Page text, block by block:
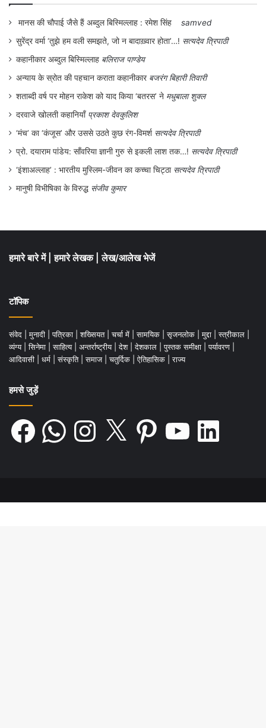
मानस की चौपाई जैसे हैं अब्दुल बिस्मिल्लाह : रमेश सिंह
samved
सुरेंद्र वर्मा ‘तुझे हम वली समझते, जो न बादाख़्वार होता’…! सत्यदेव त्रिपाठी
कहानीकार अब्दुल बिस्मिल्लाह बलिराज पाण्डेय
अन्याय के स्रोत की पहचान कराता कहानीकार बजरंग बिहारी तिवारी
शताब्दी वर्ष पर मोहन राकेश को याद किया ‘बतरस’ ने मधुबाला शुक्ल
दरवाजे खोलती कहानियाँ प्रकाश देवकुलिश
‘मंच’ का ‘कंजूस’ और उससे उठते कुछ रंग-विमर्श सत्यदेव त्रिपाठी
प्रो. दयाराम पांडेय: साँवरिया ज्ञानी गुरु से इकली लाश तक…! सत्यदेव त्रिपाठी
‘इंशाअल्लाह’ : भारतीय मुस्लिम-जीवन का कच्चा चिट्ठा सत्यदेव त्रिपाठी
मानुषी विभीषिका के विरुद्ध संजीव कुमार
हमारे बारे में हमारे लेखक लेख/आलेख भेजें
टॉपिक
संवेद मुनादी पत्रिका शख्सियत चर्चा में सामयिक सृजनलोक मुद्दा स्त्रीकाल
व्यंग्य
सिनेमा साहित्य अन्तर्राष्ट्रीय देश देशकाल पुस्तक समीक्षा पर्यावरण
आदिवासी
धर्म संस्कृति समाज चतुर्दिक ऐतिहासिक राज्य
हमसे जुड़ें
Facebook WhatsAppInstagram Pinterest LinkedIn